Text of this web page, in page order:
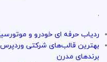
.
ردیاب حرفه ای خودرو و
بهترین قالب‌های شرکتی
برندهای مدرن